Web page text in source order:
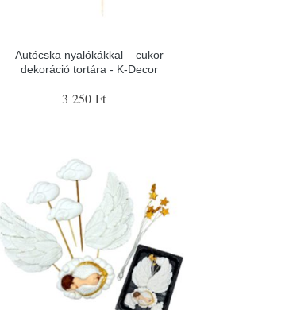
Autócska nyalókákkal – cukor
dekoráció tortára - K-Decor
3 250 Ft